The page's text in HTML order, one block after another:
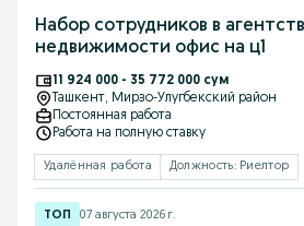
Набор сотрудников в
недвижимости офис на ц1
11 924 000 - 35 772 000 сум
Ташкент, Мирзо-Улугбекский район
Постоянная работа
Работа на полную ставку
Удалённая работа Должность: Риелтор
07 августа 2026 г.